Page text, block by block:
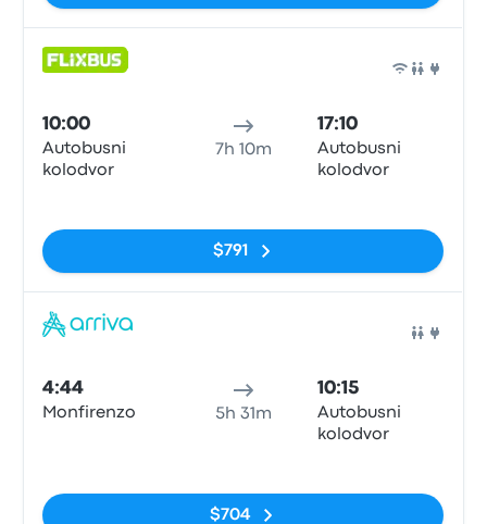
10:00
Autobusni
kolodvor
7h 10m
17:10
Autobusni
kolodvor
$791
4:44
Monfirenzo 5h 31m
10:15
Autobusni
kolodvor
$704